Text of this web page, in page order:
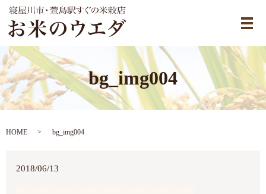
メ
bg_img004
HOME bg_img004
2018/06/13